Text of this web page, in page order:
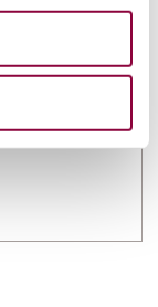
Welten“